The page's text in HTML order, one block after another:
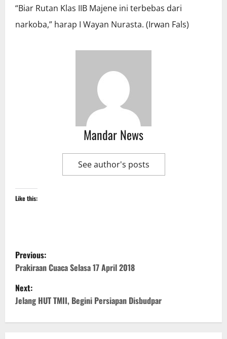
“Biar Rutan Klas IIB Majene ini terbebas dari
narkoba,” harap I Wayan Nurasta. (Irwan Fals)
Mandar News
See author's posts
Like this:
P
o
s
Previous:
Prakiraan Cuaca Selasa 17 April 2018
Next:
Jelang HUT TMII, Begini Persiapan Disbudpar